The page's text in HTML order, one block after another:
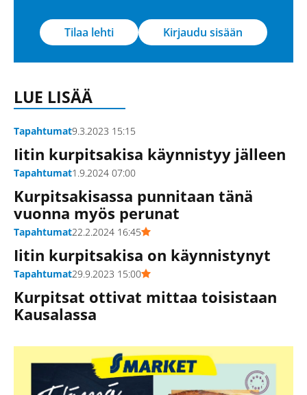
Tilaa lehti Kirjaudu sisään
LUE LISÄÄ
Tapahtumat9.3.2023 15:15
Iitin kurpitsakisa käynnistyy jälleen
Tapahtumat1.9.2024 07:00
Kurpitsakisassa punnitaan tänä
vuonna myös perunat
Tapahtumat22.2.2024 16:45
Iitin kurpitsakisa on käynnistynyt
Tapahtumat29.9.2023 15:00
Kurpitsat ottivat mittaa toisistaan
Kausalassa